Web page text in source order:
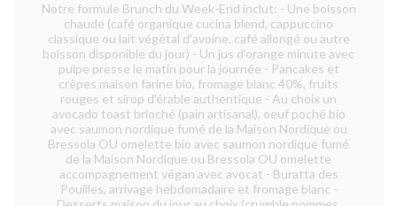
Notre formule Brunch du Week-End inclut: - Une boisson
chaude (café organique cucina blend, cappuccino
classique ou lait végétal d'avoine, café allongé ou autre
boisson disponible du jour) - Un jus d'orange minute avec
pulpe presse le matin pour la journée - Pancakes et
crêpes maison farine bio, fromage blanc 40%, fruits
rouges et sirop d'érable authentique - Au choix un
avocado toast brioché (pain artisanal), oeuf poché bio
avec saumon nordique fumé de la Maison Nordique ou
Bressola OU omelette bio avec saumon nordique fumé
de la Maison Nordique ou Bressola OU omelette
accompagnement végan avec avocat - Buratta des
Pouilles, arrivage hebdomadaire et fromage blanc -